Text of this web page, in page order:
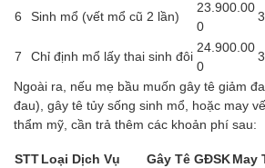
6 Sinh mổ (vết mổ cũ 2 lần)
23.900.00
0
7 Chỉ định mổ lấy thai sinh đôi
24.900.00
0
Ngoài ra, nếu mẹ bầu muốn gây tê giảm
đau), gây tê tủy sống sinh mổ, hoặc may
thẩm mỹ, cần trả thêm các khoản phí sau:
STTLoại Dịch Vụ Gây Tê GĐSKMay